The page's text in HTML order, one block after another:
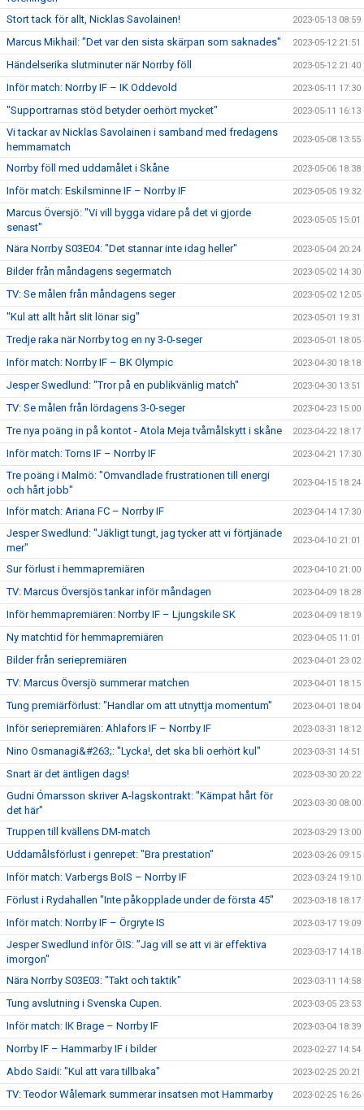
Stort tack för allt, Nicklas Savolainen!
2023-05-13 08:59
Marcus Mikhail: "Det var den sista skärpan som saknades" 2023-05-12 21:51
Händelserika slutminuter när Norrby föll 2023-05-12 21:40
Inför match: Norrby IF – IK Oddevold 2023-05-11 17:30
"Supportrarnas stöd betyder oerhört mycket" 2023-05-11 16:13
Vi tackar av Nicklas Savolainen i samband med fredagens
hemmamatch
2023-05-08 13:55
Norrby föll med uddamålet i Skåne 2023-05-06 18:38
Inför match: Eskilsminne IF – Norrby IF 2023-05-05 19:32
Marcus Översjö: "Vi vill bygga vidare på det vi gjorde
senast"
2023-05-05 15:01
Nära Norrby S03E04: "Det stannar inte idag heller" 2023-05-04 20:24
Bilder från måndagens segermatch 2023-05-02 14:30
TV: Se målen från måndagens seger 2023-05-02 12:05
"Kul att allt hårt slit lönar sig" 2023-05-01 19:31
Tredje raka när Norrby tog en ny 3-0-seger 2023-05-01 18:05
Inför match: Norrby IF – BK Olympic 2023-04-30 18:18
Jesper Swedlund: "Tror på en publikvänlig match" 2023-04-30 13:51
TV: Se målen från lördagens 3-0-seger 2023-04-23 15:00
Tre nya poäng in på kontot - Atola Meja tvåmålskytt i skåne 2023-04-22 18:17
Inför match: Torns IF – Norrby IF 2023-04-21 17:30
Tre poäng i Malmö: "Omvandlade frustrationen till energi
och hårt jobb"
2023-04-15 18:24
Inför match: Ariana FC – Norrby IF 2023-04-14 17:30
Jesper Swedlund: "Jäkligt tungt, jag tycker att vi förtjänade
mer"
2023-04-10 21:01
Sur förlust i hemmapremiären 2023-04-10 21:00
TV: Marcus Översjös tankar inför måndagen 2023-04-09 18:28
Inför hemmapremiären: Norrby IF – Ljungskile SK 2023-04-09 18:19
Ny matchtid för hemmapremiären 2023-04-05 11:01
Bilder från seriepremiären 2023-04-01 23:02
TV: Marcus Översjö summerar matchen 2023-04-01 18:15
Tung premiärförlust: "Handlar om att utnyttja momentum" 2023-04-01 18:04
Inför seriepremiären: Ahlafors IF – Norrby IF 2023-03-31 18:12
Nino Osmanagi&#263;: "Lycka!, det ska bli oerhört kul" 2023-03-31 14:51
Snart är det äntligen dags! 2023-03-30 20:22
Gudni Ómarsson skriver A-lagskontrakt: "Kämpat hårt för
det här"
2023-03-30 08:00
Truppen till kvällens DM-match 2023-03-29 13:00
Uddamålsförlust i genrepet: "Bra prestation" 2023-03-26 09:15
Inför match: Varbergs BoIS – Norrby IF 2023-03-24 19:10
Förlust i Rydahallen "Inte påkopplade under de första 45" 2023-03-18 18:17
Inför match: Norrby IF – Örgryte IS 2023-03-17 19:09
Jesper Swedlund inför ÖIS: ”Jag vill se att vi är effektiva
imorgon"
2023-03-17 14:18
Nära Norrby S03E03: "Takt och taktik" 2023-03-11 14:58
Tung avslutning i Svenska Cupen. 2023-03-05 23:53
Inför match: IK Brage – Norrby IF 2023-03-04 18:39
Norrby IF – Hammarby IF i bilder 2023-02-27 14:54
Abdo Saidi: "Kul att vara tillbaka" 2023-02-25 20:21
TV: Teodor Wålemark summerar insatsen mot Hammarby 2023-02-25 16:26